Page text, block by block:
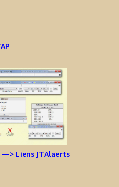
—> Liens JTAlaerts